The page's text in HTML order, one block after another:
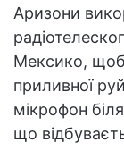
Аризони
Мексико,
приливної
мікрофон
що